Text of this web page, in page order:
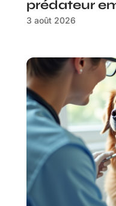
prédateur
3 août 2026